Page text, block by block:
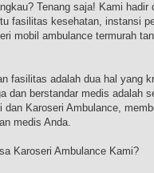
Tenang saja! Kami hadir
fasilitas kesehatan, instansi
mobil ambulance termurah
fasilitas adalah dua hal yang
dan berstandar medis adalah
Karoseri Ambulance,
medis Anda.
Karoseri Ambulance Kami?